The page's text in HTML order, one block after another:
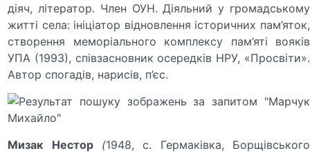
діяч, літератор. Член ОУН. Діяльний у громадському
житті села: ініціатор відновлення історичних пам’яток,
створення меморіального комплексу пам’яті вояків
УПА (1993), співзасновник осередків НРУ, «Просвіти».
Автор спогадів, нарисів, п’єс.
Мизак Нестор (1948, с. Гермаківка, Борщівського